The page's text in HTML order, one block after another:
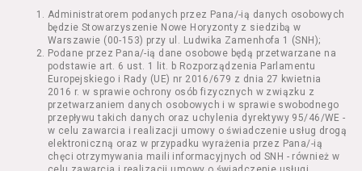
wykorzystaniem Serwisu;
Seans – organizowany przez Usługodawcę
w Kinie Nowe Horyzonty we Wrocławiu (ul.
Kazimierza Wielkiego 19a-21) pokaz filmu nie
stanowiący części Wydarzenia;
Wydarzenie – organizowany przez
Usługodawcę w Kinie Nowe Horyzonty we
Wrocławiu (ul. Kazimierza Wielkiego 19a-21)
festiwal filmowy, przegląd filmowy, pokaz
specjalny, performance, opera, koncert lub
Administratorem podanych przez Pana/-ią danych osobowych
będzie Stowarzyszenie Nowe Horyzonty z siedzibą w
Warszawie (00-153) przy ul. Ludwika Zamenhofa 1 (SNH);
Podane przez Pana/-ią dane osobowe będą przetwarzane na
podstawie art. 6 ust. 1 lit. b Rozporządzenia Parlamentu
Europejskiego i Rady (UE) nr 2016/679 z dnia 27 kwietnia
2016 r. w sprawie ochrony osób fizycznych w związku z
przetwarzaniem danych osobowych i w sprawie swobodnego
przepływu takich danych oraz uchylenia dyrektywy 95/46/WE -
w celu zawarcia i realizacji umowy o świadczenie usług drogą
elektroniczną oraz w przypadku wyrażenia przez Pana/-ią
chęci otrzymywania maili informacyjnych od SNH - również w